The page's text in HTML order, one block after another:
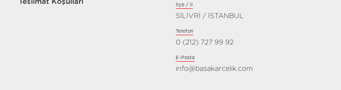
Teslimat Koşulları
İlçe / İl
SİLİVRİ / İSTANBUL
Telefon
0 (212) 727 99 92
E-Posta
info@basakarcelik.com